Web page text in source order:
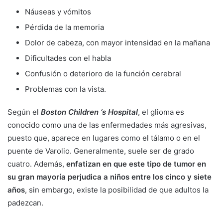
Náuseas y vómitos
Pérdida de la memoria
Dolor de cabeza, con mayor intensidad en la mañana
Dificultades con el habla
Confusión o deterioro de la función cerebral
Problemas con la vista.
Según el Boston Children ‘s Hospital, el glioma es
conocido como una de las enfermedades más agresivas,
puesto que, aparece en lugares como el tálamo o en el
puente de Varolio. Generalmente, suele ser de grado
cuatro. Además, enfatizan en que este tipo de tumor en
su gran mayoría perjudica a niños entre los cinco y siete
años, sin embargo, existe la posibilidad de que adultos la
padezcan.